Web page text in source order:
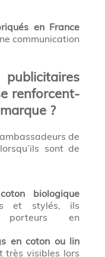
en France
communication
renforcent-
?
de
sont de
biologique
et stylés, ils
porteurs en
en coton ou lin
très visibles lors